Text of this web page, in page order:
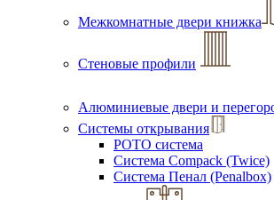
Межкомнатные двери книжка
Стеновые профили
Алюминиевые двери и
Системы открывания
РОТО система
Система Compack (Twice)
Система Пенал (Penalbox)